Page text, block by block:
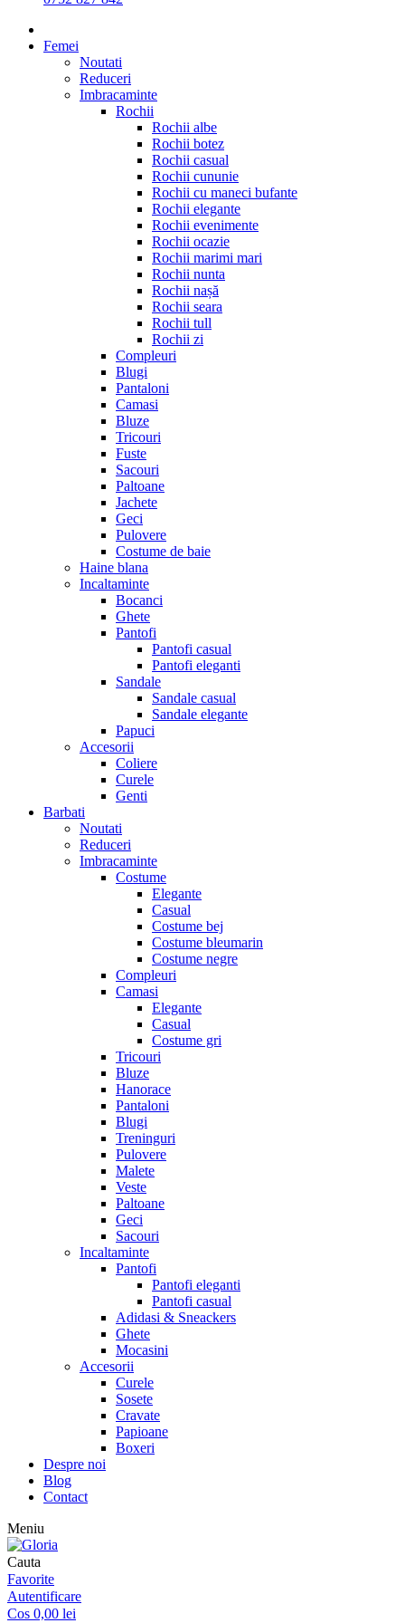
Femei
Noutati
Reduceri
Imbracaminte
Rochii
Rochii albe
Rochii botez
Rochii casual
Rochii cununie
Rochii cu maneci bufante
Rochii elegante
Rochii evenimente
Rochii ocazie
Rochii marimi mari
Rochii nunta
Rochii nașă
Rochii seara
Rochii tull
Rochii zi
Compleuri
Blugi
Pantaloni
Camasi
Bluze
Tricouri
Fuste
Sacouri
Paltoane
Jachete
Geci
Pulovere
Costume de baie
Haine blana
Incaltaminte
Bocanci
Ghete
Pantofi
Pantofi casual
Pantofi eleganti
Sandale
Sandale casual
Sandale elegante
Papuci
Accesorii
Coliere
Curele
Genti
Barbati
Noutati
Reduceri
Imbracaminte
Costume
Elegante
Casual
Costume bej
Costume bleumarin
Costume negre
Compleuri
Camasi
Elegante
Casual
Costume gri
Tricouri
Bluze
Hanorace
Pantaloni
Blugi
Treninguri
Pulovere
Malete
Veste
Paltoane
Geci
Sacouri
Incaltaminte
Pantofi
Pantofi eleganti
Pantofi casual
Adidasi & Sneackers
Ghete
Mocasini
Accesorii
Curele
Sosete
Cravate
Papioane
Boxeri
Despre noi
Blog
Contact
Meniu
Cauta
Favorite
Autentificare
Cos 0,00 lei